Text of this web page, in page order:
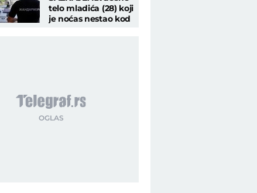
telo mladića (28) koji
je noćas nestao kod